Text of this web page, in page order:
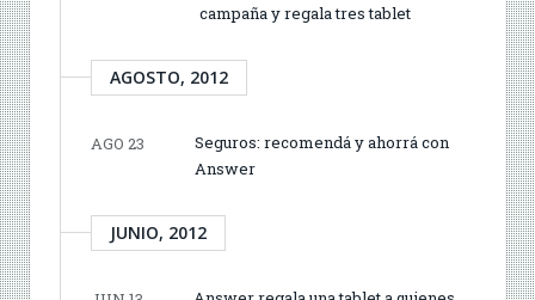
campaña y regala tres tablet
AGOSTO, 2012
AGO 23
Seguros: recomendá y ahorrá con
Answer
JUNIO, 2012